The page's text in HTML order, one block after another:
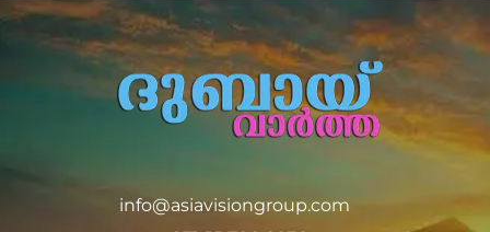
info@asiavisiongroup.com